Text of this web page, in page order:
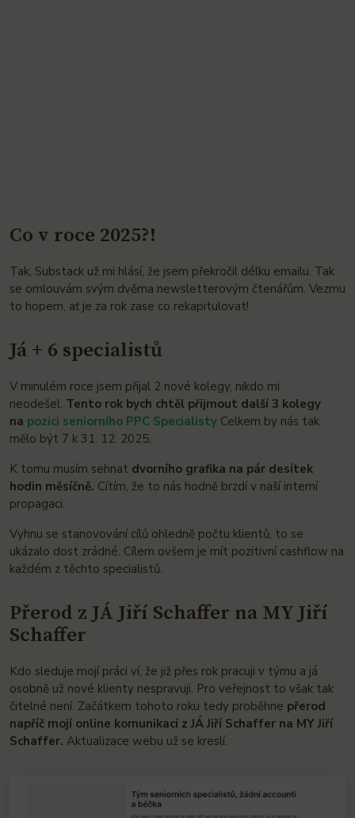
Co v roce 2025?!
Tak, Substack už mi hlásí, že jsem překročil délku emailu. Tak
se omlouvám svým dvěma newsletterovým čtenářům. Vezmu
to hopem, ať je za rok zase co rekapitulovat!
Já + 6 specialistů
V minulém roce jsem přijal 2 nové kolegy, nikdo mi
neodešel. Tento rok bych chtěl přijmout další 3 kolegy
na pozici seniorního PPC Specialisty Celkem by nás tak
mělo být 7 k 31. 12. 2025.
K tomu musím sehnat dvorního grafika na pár desítek
hodin měsíčně. Cítím, že to nás hodně brzdí v naší interní
propagaci.
Vyhnu se stanovování cílů ohledně počtu klientů, to se
ukázalo dost zrádné. Cílem ovšem je mít pozitivní cashflow na
každém z těchto specialistů.
Přerod z JÁ Jiří Schaffer na MY Jiří
Schaffer
Kdo sleduje mojí práci ví, že již přes rok pracuji v týmu a já
osobně už nové klienty nespravuji. Pro veřejnost to však tak
čitelné není. Začátkem tohoto roku tedy proběhne přerod
napříč mojí online komunikací z JÁ Jiří Schaffer na MY Jiří
Schaffer. Aktualizace webu už se kreslí.